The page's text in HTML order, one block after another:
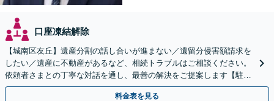
口座凍結解除
【城南区友丘】遺産分割の話し合いが進まない／遺留分侵害額請求を
したい／遺産に不動産があるなど、相続トラブルはご相談ください。
依頼者さまとの丁寧な対話を通し、最善の解決をご提案します【駐車
場あり】【バス停目の前】
料金表を見る